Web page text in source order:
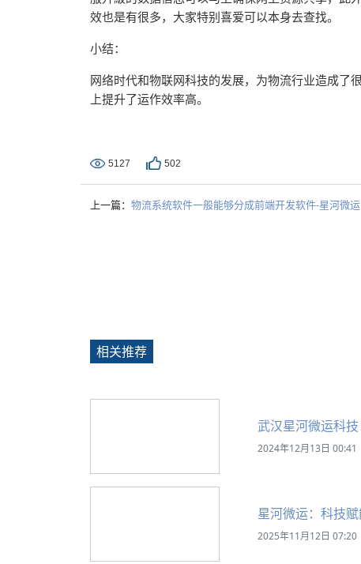
效也是有很多，大家特别喜爱可以本身去查找。
小结：
网络时代和物联网科技的发展，为物流行业造成了
上提升了运作效率高。
5127 502
上一篇： 物流系统软件一般能够分成前端开发软件-星河微运
相关推荐
武汉星河微运科
2024年12月13日 00:41
星河微运：科技
2025年11月12日 07:20